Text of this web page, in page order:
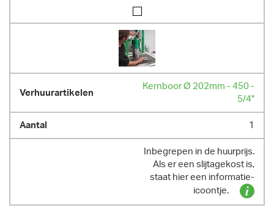
Kernboor Ø 202mm - 450 -
5/4"
1
Inbegrepen in de huurprijs.
Als er een slijtagekost is,
staat hier een informatie-
icoontje.